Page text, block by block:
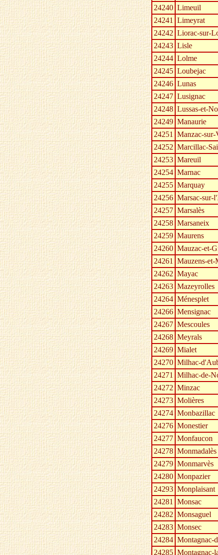
24240 Limeuil
24241 Limeyrat
24242 Liorac-sur-
24243 Lisle
24244 Lolme
24245 Loubejac
24246 Lunas
24247 Lusignac
24248 Lussas-et-
24249 Manaurie
24251 Manzac-sur-
24252 Marcillac-
24253 Mareuil
24254 Marnac
24255 Marquay
24256 Marsac-sur-
24257 Marsalès
24258 Marsaneix
24259 Maurens
24260 Mauzac-et-
24261 Mauzens-et-
24262 Mayac
24263 Mazeyrolles
24264 Ménesplet
24266 Mensignac
24267 Mescoules
24268 Meyrals
24269 Mialet
24270 Milhac-
24271 Milhac-de-
24272 Minzac
24273 Molières
24274 Monbazillac
24276 Monestier
24277 Monfaucon
24278 Monmadalès
24279 Monmarvès
24280 Monpazier
24293 Monplaisant
24281 Monsac
24282 Monsaguel
24283 Monsec
24284 Montagnac-
24285 Montagnac-